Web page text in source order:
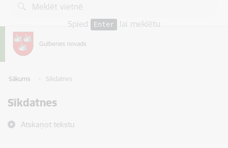
Pāriet uz lapas saturu
Spied
Enter lai meklētu
Sākums Sīkdatnes
Sīkdatnes
Atskaņot tekstu